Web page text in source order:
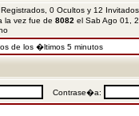
0 Ocultos y 12
la vez fue de 8082 el Sab Ago 01,
de los �ltimos 5 minutos
Contrase�a: